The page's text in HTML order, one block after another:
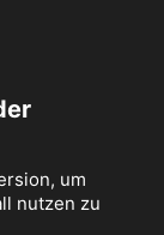
um
nutzen zu